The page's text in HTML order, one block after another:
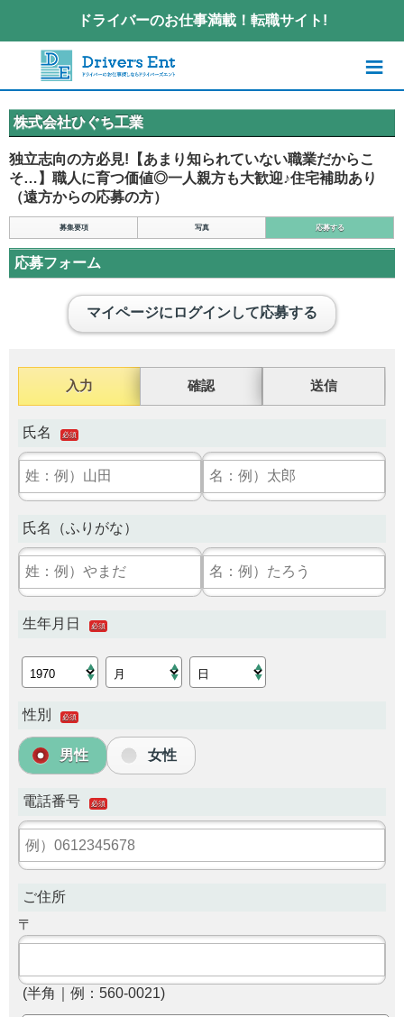
ドライバーのお仕事満載！転職サイト!
≡
株式会社ひぐち工業
独立志向の方必見!【あまり知られていない職業だからこ
そ…】職人に育つ価値◎一人親方も大歓迎♪住宅補助あり
（遠方からの応募の方）
募集要項 写真 応募する
応募フォーム
マイページにログインして応募する
入力 確認 送信
氏名 必須
氏名（ふりがな）
生年月日 必須
性別 必須
男性 女性
電話番号 必須
ご住所
〒
(半角｜例：560-0021)